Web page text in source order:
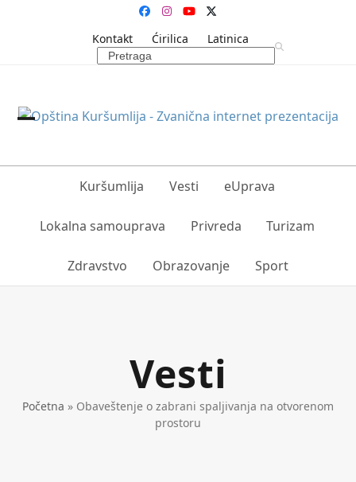
Facebook
Instagram
YouTubeTwitter
Kontakt
Ćirilica
Latinica
Search
mobile
mobile
Kuršumlija Vesti eUprava
Lokalna samouprava Privreda Turizam
Zdravstvo Obrazovanje Sport
Vesti
Početna » Obaveštenje o zabrani spaljivanja na otvorenom
prostoru